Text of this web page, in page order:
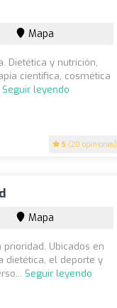
5 (20 opiniones)
Mapa
Dietética y nutrición,
cientifica, cosmética
Seguir leyendo
Mapa
Ubicados en
dietética, el deporte y
Seguir leyendo